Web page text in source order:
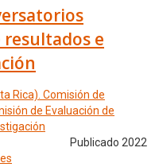
e
Rica). Comisión de
de Evaluación de
Publicado 2022